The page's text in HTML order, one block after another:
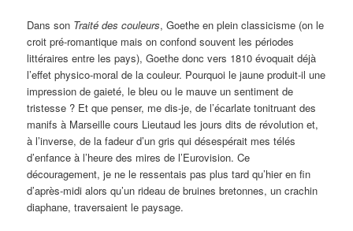
Dans son Traité des couleurs, Goethe en plein classicisme (on le
croit pré-romantique mais on confond souvent les périodes
littéraires entre les pays), Goethe donc vers 1810 évoquait déjà
l’effet physico-moral de la couleur. Pourquoi le jaune produit-il une
impression de gaieté, le bleu ou le mauve un sentiment de
tristesse ? Et que penser, me dis-je, de l’écarlate tonitruant des
manifs à Marseille cours Lieutaud les jours dits de révolution et,
à l’inverse, de la fadeur d’un gris qui désespérait mes télés
d’enfance à l’heure des mires de l’Eurovision. Ce
découragement, je ne le ressentais pas plus tard qu’hier en fin
d’après-midi alors qu’un rideau de bruines bretonnes, un crachin
diaphane, traversaient le paysage.